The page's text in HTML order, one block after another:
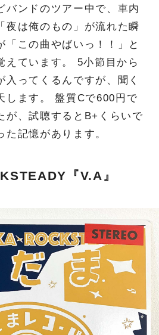
バンドのツアー中で、車内
夜は俺のもの」が流れた瞬
「この曲やばいっ！！」と
えています。 5小節目から
入ってくるんですが、聞く
します。 盤質Cで600円で
が、試聴するとB+くらいで
記憶があります。
『V.A』